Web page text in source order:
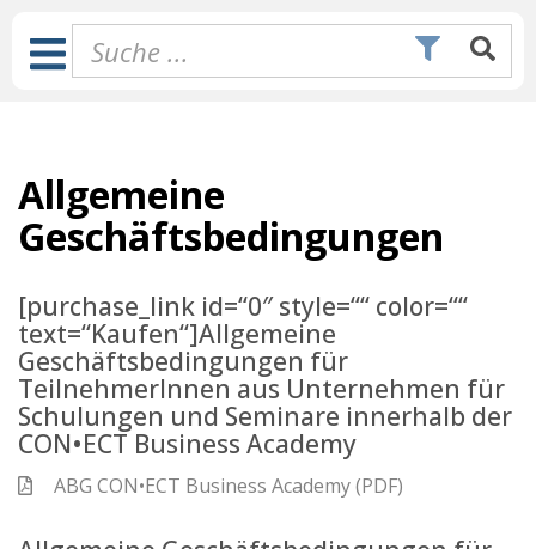
Inhalt
springen
Toggle
Navigation
Allgemeine
Geschäftsbedingungen
[purchase_link id=“0″ style=““ color=““
text=“Kaufen“]Allgemeine
Geschäftsbedingungen für
TeilnehmerInnen aus Unternehmen für
Schulungen und Seminare innerhalb der
CON•ECT Business Academy
ABG CON•ECT Business Academy (PDF)